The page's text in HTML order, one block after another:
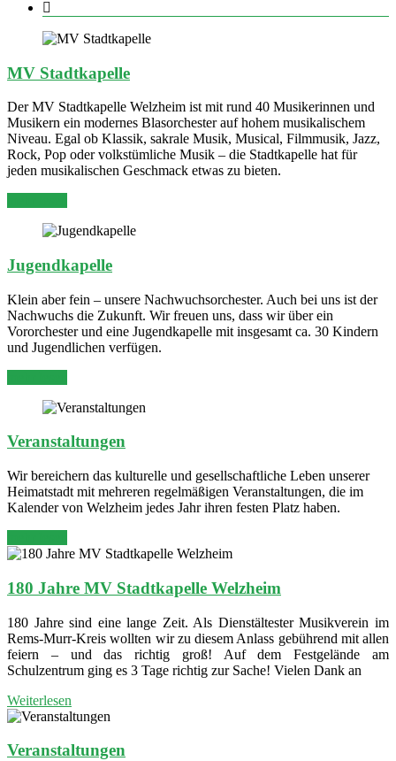
MV Stadtkapelle
Der MV Stadtkapelle Welzheim ist mit rund 40 Musikerinnen und
Musikern ein modernes Blasorchester auf hohem musikalischem
Niveau. Egal ob Klassik, sakrale Musik, Musical, Filmmusik, Jazz,
Rock, Pop oder volkstümliche Musik – die Stadtkapelle hat für
jeden musikalischen Geschmack etwas zu bieten.
Jugendkapelle
Klein aber fein – unsere Nachwuchsorchester. Auch bei uns ist der
Nachwuchs die Zukunft. Wir freuen uns, dass wir über ein
Vororchester und eine Jugendkapelle mit insgesamt ca. 30 Kindern
und Jugendlichen verfügen.
Veranstaltungen
Wir bereichern das kulturelle und gesellschaftliche Leben unserer
Heimatstadt mit mehreren regelmäßigen Veranstaltungen, die im
Kalender von Welzheim jedes Jahr ihren festen Platz haben.
180 Jahre MV Stadtkapelle Welzheim
180 Jahre sind eine lange Zeit. Als Dienstältester Musikverein im
Rems-Murr-Kreis wollten wir zu diesem Anlass gebührend mit allen
feiern – und das richtig groß! Auf dem Festgelände am
Schulzentrum ging es 3 Tage richtig zur Sache! Vielen Dank an
Weiterlesen
Veranstaltungen